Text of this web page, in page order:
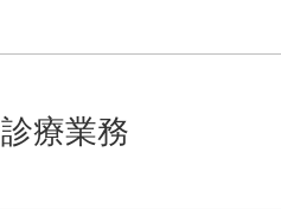
診療業務